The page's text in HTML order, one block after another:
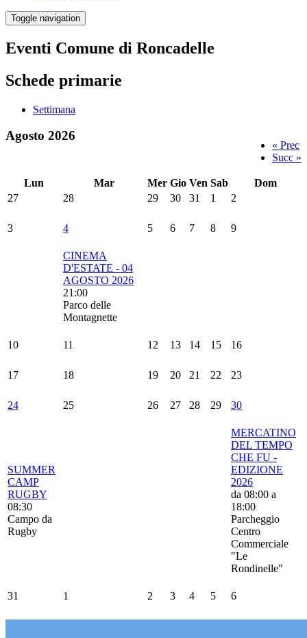
Toggle navigation
Eventi Comune di Roncadelle
Schede primarie
Settimana
« Prec
Succ »
Agosto 2026
Lun Mar Mer Gio Ven Sab
Dom
27
28 29 30 31 1 2
3 4 5 6 7 8 9
CINEMA
D'ESTATE - 04
AGOSTO 2026
21:00
Parco delle
Montagnette
10 11 12 13 14 15 16
17 18 19 20 21 22 23
24 25 26 27 28 29 30
SUMMER
CAMP
RUGBY
08:30
Campo da
Rugby
MERCATINO
DEL TEMPO
CHE FU -
EDIZIONE
2026
da 08:00 a
18:00
Parcheggio
Centro
Commerciale
"Le
Rondinelle"
31 1 2 3 4 5 6